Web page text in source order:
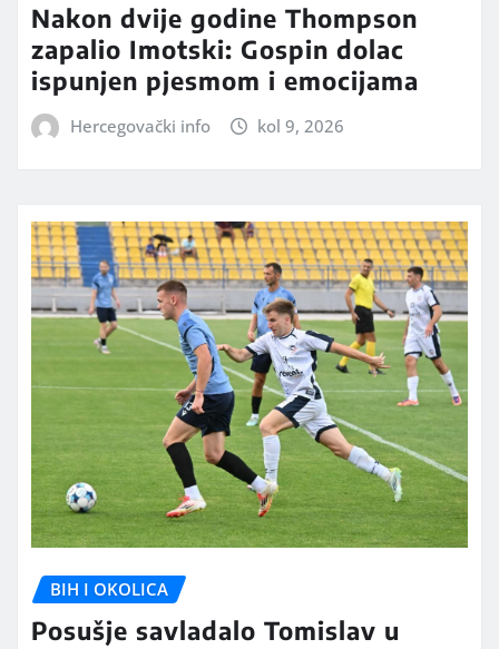
Nakon dvije godine Thompson
zapalio Imotski: Gospin dolac
ispunjen pjesmom i emocijama
Hercegovački info kol 9, 2026
BIH I OKOLICA
Posušje savladalo Tomislav u